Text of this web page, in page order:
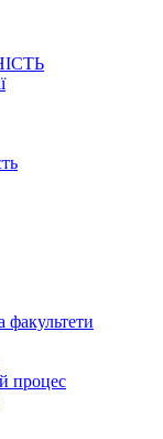
факультети
процес